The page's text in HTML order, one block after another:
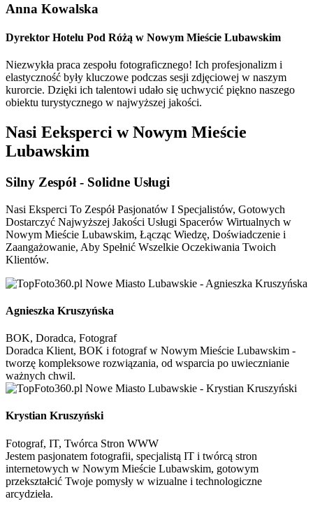
Anna Kowalska
Dyrektor Hotelu Pod Różą w Nowym Mieście Lubawskim
Niezwykła praca zespołu fotograficznego! Ich profesjonalizm i
elastyczność były kluczowe podczas sesji zdjęciowej w naszym
kurorcie. Dzięki ich talentowi udało się uchwycić piękno naszego
obiektu turystycznego w najwyższej jakości.
Nasi Eeksperci w Nowym Mieście
Lubawskim
Silny Zespół - Solidne Usługi
Nasi Eksperci To Zespół Pasjonatów I Specjalistów, Gotowych
Dostarczyć Najwyższej Jakości Usługi Spacerów Wirtualnych w
Nowym Mieście Lubawskim, Łącząc Wiedzę, Doświadczenie i
Zaangażowanie, Aby Spełnić Wszelkie Oczekiwania Twoich
Klientów.
Agnieszka Kruszyńska
BOK, Doradca, Fotograf
Doradca Klient, BOK i fotograf w Nowym Mieście Lubawskim -
tworzę kompleksowe rozwiązania, od wsparcia po uwiecznianie
ważnych chwil.
Krystian Kruszyński
Fotograf, IT, Twórca Stron WWW
Jestem pasjonatem fotografii, specjalistą IT i twórcą stron
internetowych w Nowym Mieście Lubawskim, gotowym
przekształcić Twoje pomysły w wizualne i technologiczne
arcydzieła.